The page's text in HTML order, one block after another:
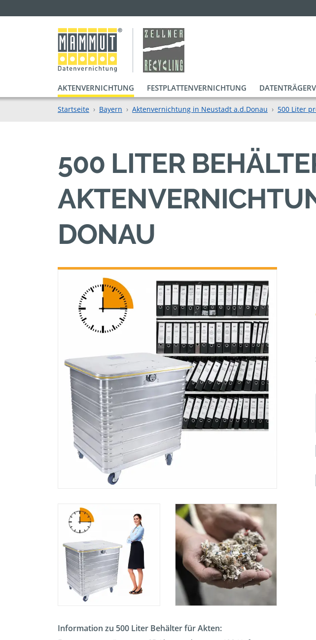
AKTENVERNICHTUNG FESTPLATTENVERNICHTUNG
Startseite Bayern Aktenvernichtung in Neustadt a.d.Donau 500 Liter
500 LITER
DONAU
Information zu 500 Liter Behälter für Akten: